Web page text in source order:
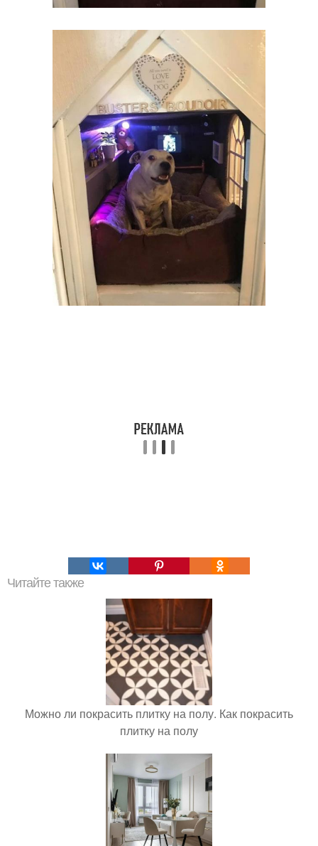
Читайте также
Можно ли покрасить плитку на полу. Как покрасить
плитку на полу